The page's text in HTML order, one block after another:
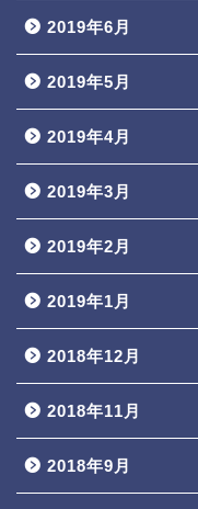
2019年6月
2019年5月
2019年4月
2019年3月
2019年2月
2019年1月
2018年12月
2018年11月
2018年9月